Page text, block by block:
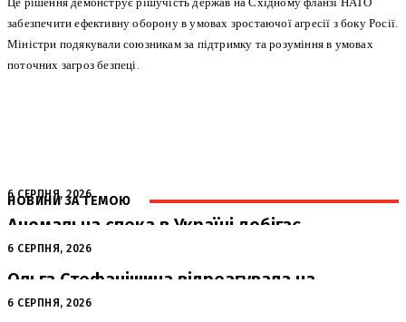
забезпечити ефективну оборону в умовах зростаючої агресії з боку Росії.
Міністри подякували союзникам за підтримку та розуміння в умовах
поточних загроз безпеці.
НОВИНИ ЗА ТЕМОЮ
6 СЕРПНЯ, 2026
Аномальна спека в Україні добігає
кінця: очікується похолодання
6 СЕРПНЯ, 2026
Ольга Стефанішина відреагувала на
підозри від НАБУ та САП
6 СЕРПНЯ, 2026